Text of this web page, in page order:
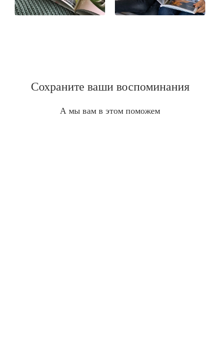
Сохраните ваши воспоминания
А мы вам в этом поможем